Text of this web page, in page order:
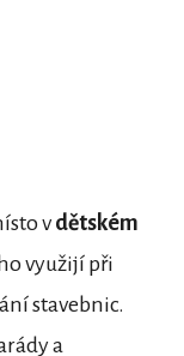
vdětském
využijí při
stavebnic.
a